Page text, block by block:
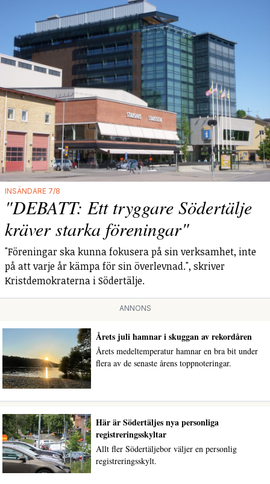
INSÄNDARE 7/8
"DEBATT: Ett tryggare Södertälje
kräver starka föreningar"
"Föreningar ska kunna fokusera på sin verksamhet, inte
på att varje år kämpa för sin överlevnad.", skriver
Kristdemokraterna i Södertälje.
ANNONS
Årets juli hamnar i skuggan av rekordåren
Årets medeltemperatur hamnar en bra bit under
flera av de senaste årens toppnoteringar.
Här är Södertäljes nya personliga
registreringsskyltar
Allt fler Södertäljebor väljer en personlig
registreringsskylt.